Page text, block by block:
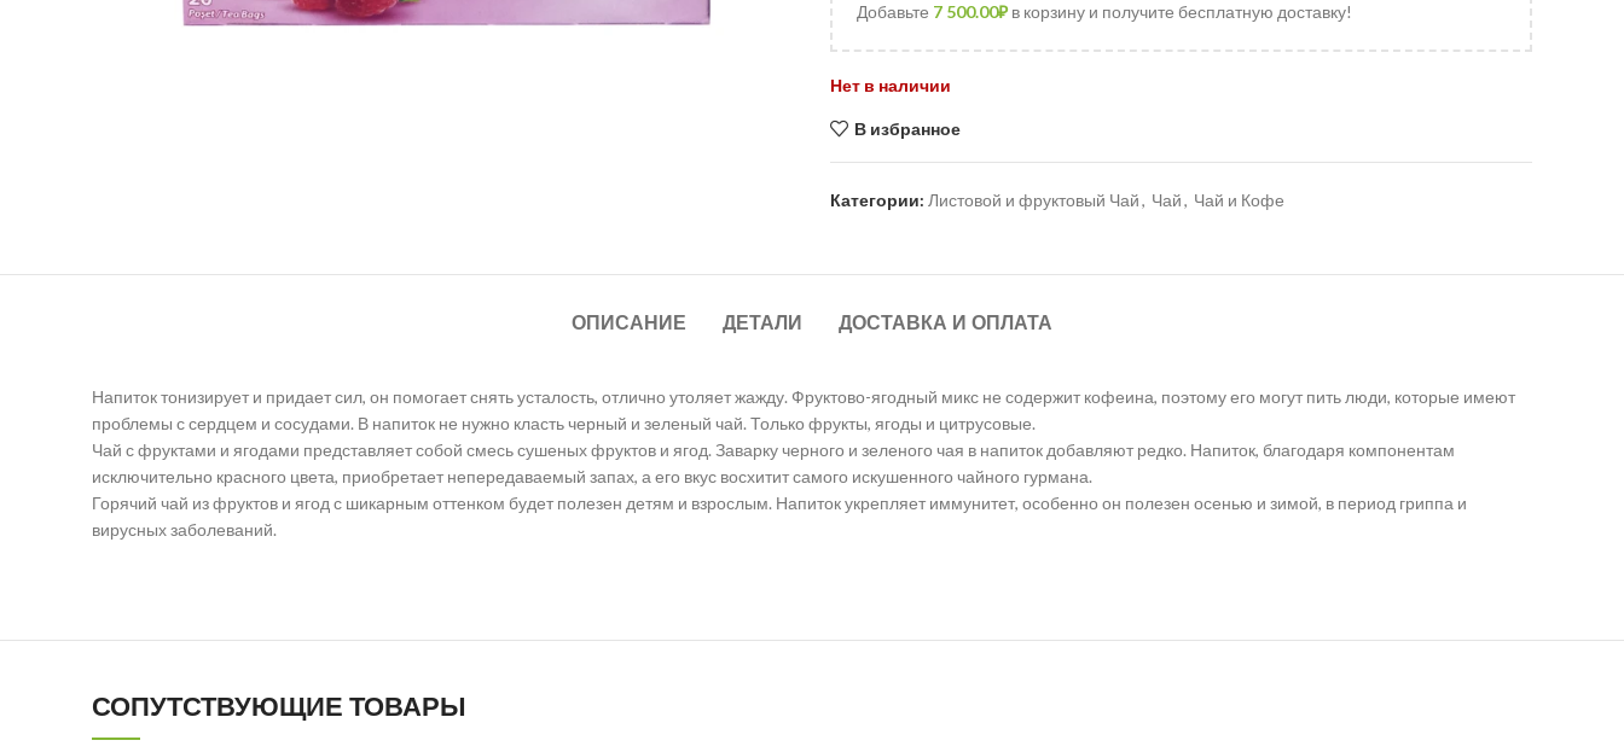
Добавьте 7 500.00₽в корзину и получите бесплатную доставку!
Нет в наличии
В избранное
Категории: Листовой и фруктовый Чай, Чай, Чай и Кофе
ОПИСАНИЕ ДЕТАЛИ ДОСТАВКА И ОПЛАТА
Напиток тонизирует и придает сил, он помогает снять усталость, отлично утоляет жажду. Фруктово-ягодный микс не содержит кофеина, поэтому его могут пить люди, которые имеют
проблемы с сердцем и сосудами. В напиток не нужно класть черный и зеленый чай. Только фрукты, ягоды и цитрусовые.
Чай с фруктами и ягодами представляет собой смесь сушеных фруктов и ягод. Заварку черного и зеленого чая в напиток добавляют редко. Напиток, благодаря компонентам
исключительно красного цвета, приобретает непередаваемый запах, а его вкус восхитит самого искушенного чайного гурмана.
Горячий чай из фруктов и ягод с шикарным оттенком будет полезен детям и взрослым. Напиток укрепляет иммунитет, особенно он полезен осенью и зимой, в период гриппа и
вирусных заболеваний.
СОПУТСТВУЮЩИЕ ТОВАРЫ